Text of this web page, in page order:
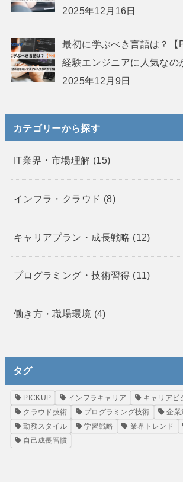
2025年12月16日
最初に学ぶべき言語は？【
経験エンジニアに人気なの
2025年12月9日
カテゴリーから探す
IT業界・市場理解 (15)
インフラ・クラウド (8)
キャリアプラン・成長戦略 (12)
プログラミング・技術習得 (11)
働き方・職場環境 (4)
タグ
PICKUP インフラキャリア
キャリアビ
クラウド技術
プログラミング技術
企業
勤務スタイル
学習戦略 業界トレンド
自己成長習慣